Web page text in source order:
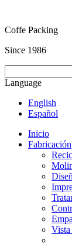
Coffe Packing
Since 1986
Language
English
Español
Inicio
Fabricación
Vista